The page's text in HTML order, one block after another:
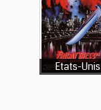
Etats-Unis